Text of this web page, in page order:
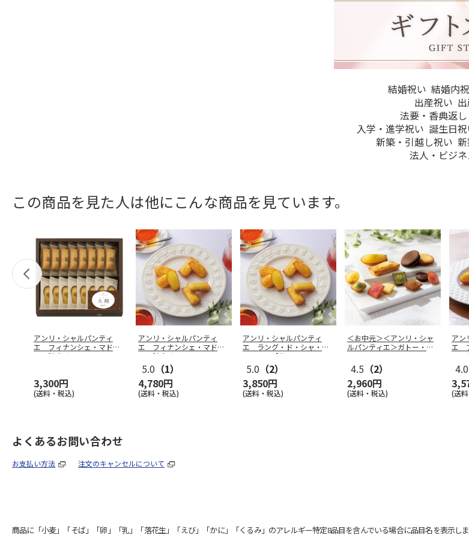
結婚祝い 結婚内
出産祝い
法要・香典返し
入学・進学祝い 誕生日
新築・引越し祝い
法人・ビジ
この商品を見た人は他にこんな商品を見ています。
アンリ・シャルパンティ
エ フィナンシェ・マドレ
ーヌ詰合せ
3,300円
(送料・税込)
アンリ・シャルパンティ
エ フィナンシェ・マドレ
ーヌ詰合せ
5.0 （1）
4,780円
(送料・税込)
アンリ・シャルパンティ
エ ラング・ド・シャ・ア
ソートＭ【弔
5.0 （2）
3,850円
(送料・税込)
＜お中元＞＜アンリ・シャ
ルパンティエ＞ガトー・キ
ュイ・アソ
4.5 （2）
2,960円
(送料・税込)
アン
エ
２
4.0
(送
よくあるお問い合わせ
お支払い方法 注文のキャンセルについて
商品に「小麦」「そば」「卵」「乳」「落花生」「えび」「かに」「くるみ」のアレルギー特定8品目を含んでいる場合に品目名を表示しま